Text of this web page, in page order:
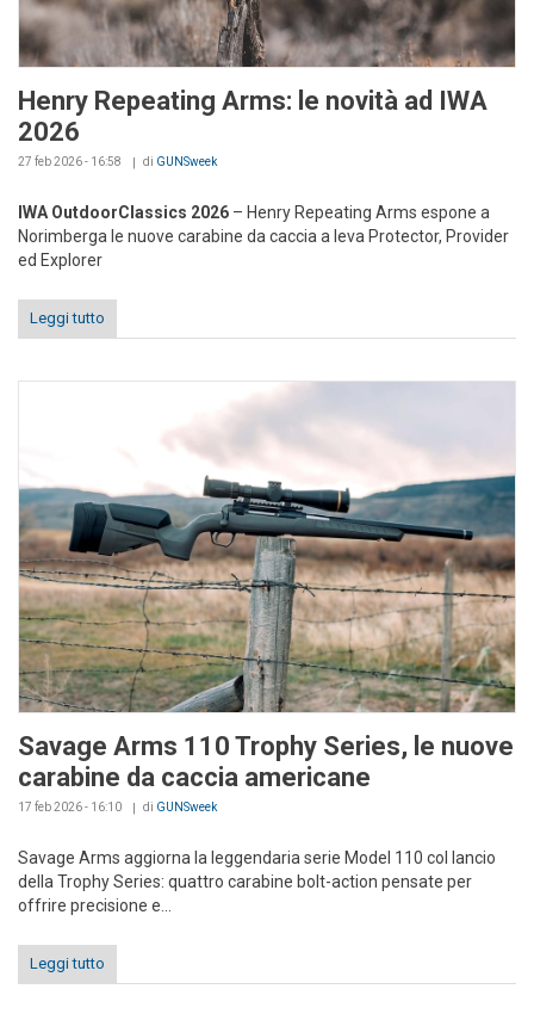
Henry Repeating Arms: le novità ad IWA
2026
27 feb 2026 - 16:58 di GUNSweek
IWA OutdoorClassics 2026 – Henry Repeating Arms espone a
Norimberga le nuove carabine da caccia a leva Protector, Provider
ed Explorer
Leggi tutto
Savage Arms 110 Trophy Series, le nuove
carabine da caccia americane
17 feb 2026 - 16:10 di GUNSweek
Savage Arms aggiorna la leggendaria serie Model 110 col lancio
della Trophy Series: quattro carabine bolt-action pensate per
offrire precisione e...
Leggi tutto